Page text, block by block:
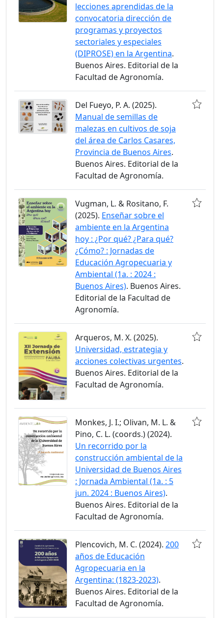
lecciones aprendidas de la
convocatoria dirección de
programas y proyectos
sectoriales y especiales
(DIPROSE) en la Argentina.
Buenos Aires. Editorial de la
Facultad de Agronomía.
Del Fueyo, P. A. (2025).
Manual de semillas de
malezas en cultivos de soja
del área de Carlos Casares,
Provincia de Buenos Aires.
Buenos Aires. Editorial de la
Facultad de Agronomía.
Vugman, L. & Rositano, F.
(2025). Enseñar sobre el
ambiente en la Argentina
hoy : ¿Por qué? ¿Para qué?
¿Cómo? : Jornadas de
Educación Agropecuaria y
Ambiental (1a. : 2024 :
Buenos Aires). Buenos Aires.
Editorial de la Facultad de
Agronomía.
Arqueros, M. X. (2025).
Universidad, estrategia y
acciones colectivas urgentes.
Buenos Aires. Editorial de la
Facultad de Agronomía.
Monkes, J. I.; Olivan, M. L. &
Pino, C. L. (coords.) (2024).
Un recorrido por la
construcción ambiental de la
Universidad de Buenos Aires
: Jornada Ambiental (1a. : 5
jun. 2024 : Buenos Aires).
Buenos Aires. Editorial de la
Facultad de Agronomía.
Plencovich, M. C. (2024). 200
años de Educación
Agropecuaria en la
Argentina: (1823-2023).
Buenos Aires. Editorial de la
Facultad de Agronomía.